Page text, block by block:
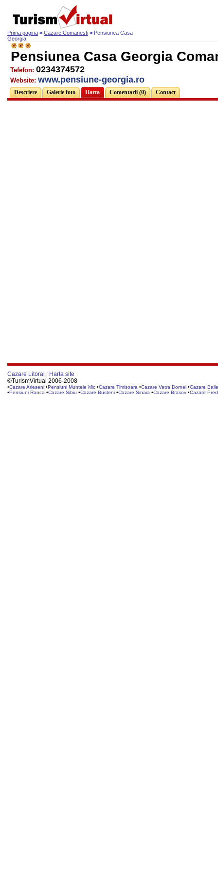
Prima pagina > Cazare Comanesti > Pensiunea Casa
Georgia
Pensiunea Casa Georgia
Tefefon: 0234374572
Website: www.pensiune-georgia.ro
Descriere Galerie foto Harta Comentarii (0) Contact
Cazare Litoral
Harta site
©TurismVirtual 2006-2008
•Cazare Arieseni •Pensiuni Muntele Mic •Cazare Timisoara •Cazare Vatra Dornei •Cazare
•Pensiuni Ranca •Cazare Sibiu •Cazare Busteni •Cazare Sinaia •Cazare Brasov •Cazare